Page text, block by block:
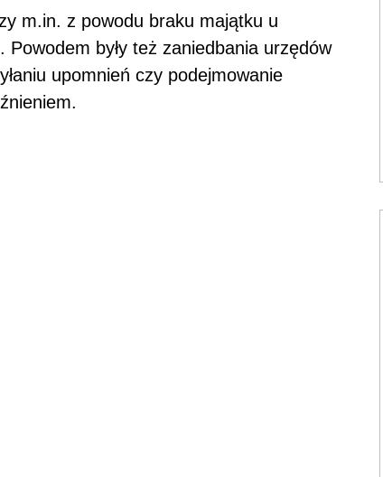
m.in. z powodu braku majątku u
Powodem były też zaniedbania urzędów
upomnień czy podejmowanie